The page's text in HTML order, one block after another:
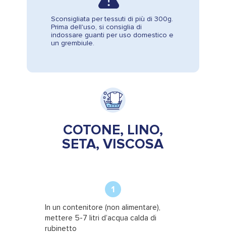
Sconsigliata per tessuti di più di 300g.
Prima dell'uso, si consiglia di
indossare guanti per uso domestico e
un grembiule.
COTONE, LINO,
SETA, VISCOSA
1
In un contenitore (non alimentare),
mettere 5-7 litri d’acqua calda di
rubinetto